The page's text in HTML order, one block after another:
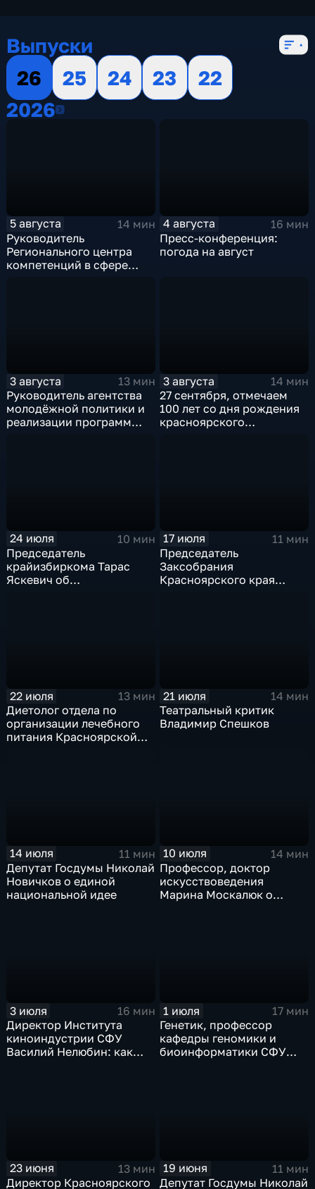
Выпуски
26
25 24 23
22
20262026
5 августа
14 мин
Руководитель
Регионального центра
компетенций в сфере
4 августа
16 мин
Пресс-конференция:
погода на август
3 августа
13 мин
Руководитель агентства
молодёжной политики и
реализации программ
3 августа
14 мин
27 сентября, отмечаем
100 лет со дня рождения
красноярского
24 июля
10 мин
Председатель
крайизбиркома Тарас
Яскевич об
17 июля
11 мин
Председатель
Заксобрания
Красноярского края
22 июля
13 мин
Диетолог отдела по
организации лечебного
питания Красноярской
21 июля
14 мин
Театральный критик
Владимир Спешков
14 июля
11 мин
Депутат Госдумы Николай
Новичков о единой
национальной идее
10 июля
14 мин
Профессор, доктор
искусствоведения
Марина Москалюк о
3 июля
16 мин
Директор Института
киноиндустрии СФУ
Василий Нелюбин: как
1 июля
17 мин
Генетик, профессор
кафедры геномики и
биоинформатики СФУ
23 июня
13 мин
Директор Красноярского
19 июня
11 мин
Депутат Госдумы Николай